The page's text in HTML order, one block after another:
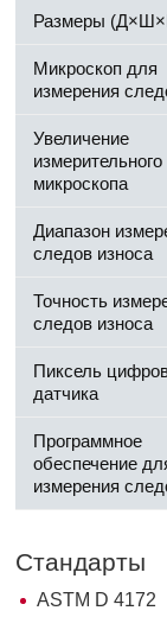
Размеры
Микроскоп для
измерения
Увеличение
измерительного
микроскопа
Диапазон
следов износа
Точность
следов износа
Пиксель
датчика
Программное
обеспечение
измерения
Стандарты
ASTM D 4172